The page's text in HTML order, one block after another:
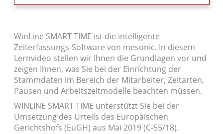
WinLine SMART TIME ist die intelligente
Zeiterfassungs-Software von mesonic. In diesem
Lernvideo stellen wir Ihnen die Grundlagen vor und
zeigen Ihnen, was Sie bei der Einrichtung der
Stammdaten im Bereich der Mitarbeiter, Zeitarten,
Pausen und Arbeitszeitmodelle beachten müssen.
WINLINE SMART TIME unterstützt Sie bei der
Umsetzung des Urteils des Europäischen
Gerichtshofs (EuGH) aus Mai 2019 (C-55/18).